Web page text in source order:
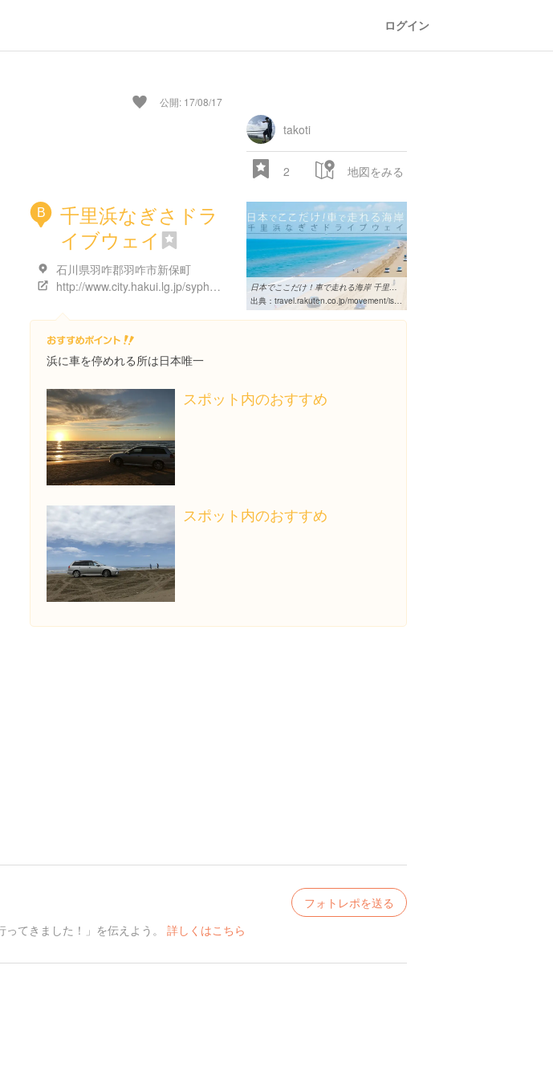
ログイン
公開: 17/08/17
takoti
2 地図をみる
B
千里浜なぎさドラ
イブウェイ
石川県羽咋郡羽咋市新保町
http://www.city.hakui.lg.jp/sypher/www/section/detail.jsp?id=595
日本でここだけ！車で走れる海岸 千里浜なぎさドライブウェイ 【楽天 ...
出典： travel.rakuten.co.jp/movement/ishikawa/201308-2
浜に車を停めれる所は日本唯一
スポット内のおすすめ
スポット内のおすすめ
フォトレポを送る
てきました！」を伝えよう。 詳しくはこちら